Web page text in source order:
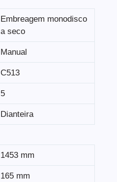
Embreagem monodisco
a seco
Manual
C513
5
Dianteira
1453 mm
165 mm